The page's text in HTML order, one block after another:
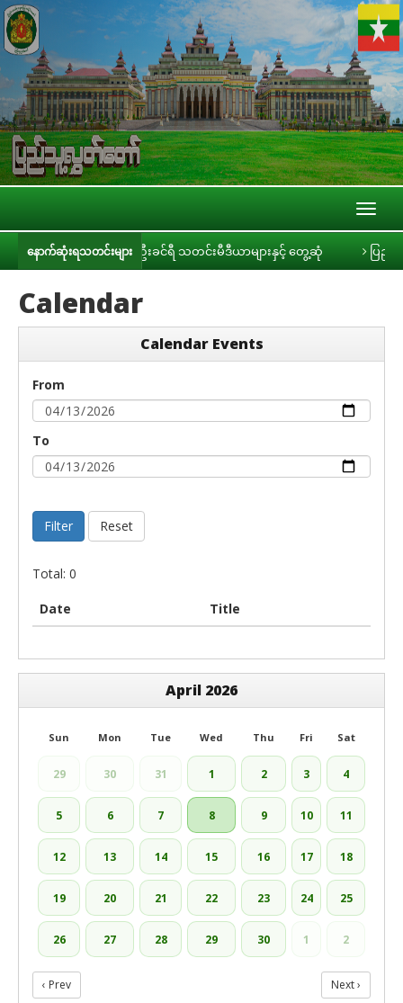
နောက်ဆုံးရသတင်းများ
သူ့လွှတ်တော်ဥက္ကဋ္ဌ ဦးခင်ရီ သတင်းမီဒီယာများနှင့် တွေ့ဆုံ ပြည်သူ့လွှတ်
Calendar
Calendar Events
From
To
Filter Reset
Total: 0
Date Title
April 2026
Sun Mon Tue Wed Thu Fri Sat
29 30 31 1 2 3 4
5 6 7 8 9 10 11
12 13 14 15 16 17 18
19 20 21 22 23 24 25
26 27 28 29 30 1 2
‹ Prev Next ›